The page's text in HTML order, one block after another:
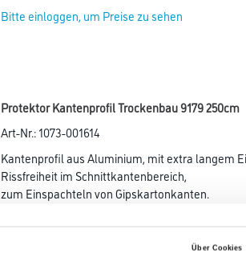
Über Cookies
Bitte einloggen, um Preise zu sehen
Protektor Kantenprofil Trockenbau 9179 250cm
Art-Nr.:1073-001614
Kantenprofil aus Aluminium, mit extra langem
Rissfreiheit im Schnittkantenbereich,
zum Einspachteln von Gipskartonkanten.